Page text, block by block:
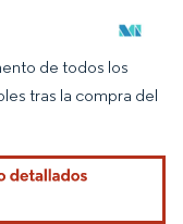
según CC BY 4.0.
de todos los
tras la compra del